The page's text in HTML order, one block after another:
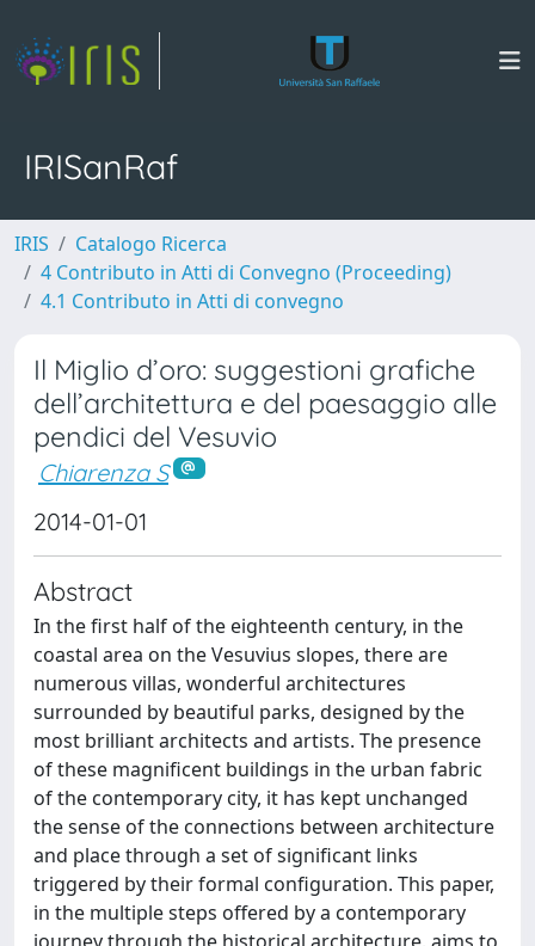
IRISanRaf
IRIS
Catalogo Ricerca
4 Contributo in Atti di Convegno (Proceeding)
4.1 Contributo in Atti di convegno
Il Miglio d’oro: suggestioni grafiche
dell’architettura e del paesaggio alle
pendici del Vesuvio
Chiarenza S
2014-01-01
Abstract
In the first half of the eighteenth century, in the
coastal area on the Vesuvius slopes, there are
numerous villas, wonderful architectures
surrounded by beautiful parks, designed by the
most brilliant architects and artists. The presence
of these magnificent buildings in the urban fabric
of the contemporary city, it has kept unchanged
the sense of the connections between architecture
and place through a set of significant links
triggered by their formal configuration. This paper,
in the multiple steps offered by a contemporary